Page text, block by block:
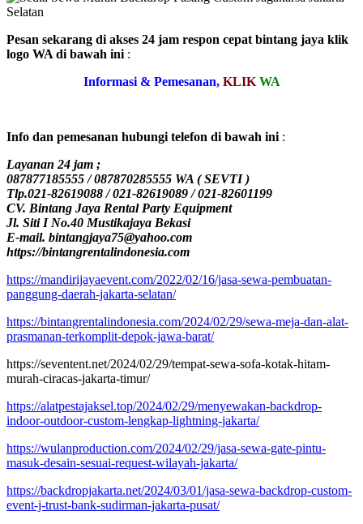
Pesan sekarang di akses 24 jam respon cepat bintang jaya klik
logo WA di bawah ini :
Informasi & Pemesanan, KLIK WA
Info dan pemesanan hubungi telefon di bawah ini :
Layanan 24 jam ;
087877185555 / 087870285555 WA ( SEVTI )
Tlp.021-82619088 / 021-82619089 / 021-82601199
CV. Bintang Jaya Rental Party Equipment
Jl. Siti I No.40 Mustikajaya Bekasi
E-mail. bintangjaya75@yahoo.com
https://bintangrentalindonesia.com
https://mandirijayaevent.com/2022/02/16/jasa-sewa-pembuatan-
panggung-daerah-jakarta-selatan/
https://bintangrentalindonesia.com/2024/02/29/sewa-meja-dan-alat-
prasmanan-terkomplit-depok-jawa-barat/
https://seventent.net/2024/02/29/tempat-sewa-sofa-kotak-hitam-
murah-ciracas-jakarta-timur/
https://alatpestajaksel.top/2024/02/29/menyewakan-backdrop-
indoor-outdoor-custom-lengkap-lightning-jakarta/
https://wulanproduction.com/2024/02/29/jasa-sewa-gate-pintu-
masuk-desain-sesuai-request-wilayah-jakarta/
https://backdropjakarta.net/2024/03/01/jasa-sewa-backdrop-custom-
event-j-trust-bank-sudirman-jakarta-pusat/